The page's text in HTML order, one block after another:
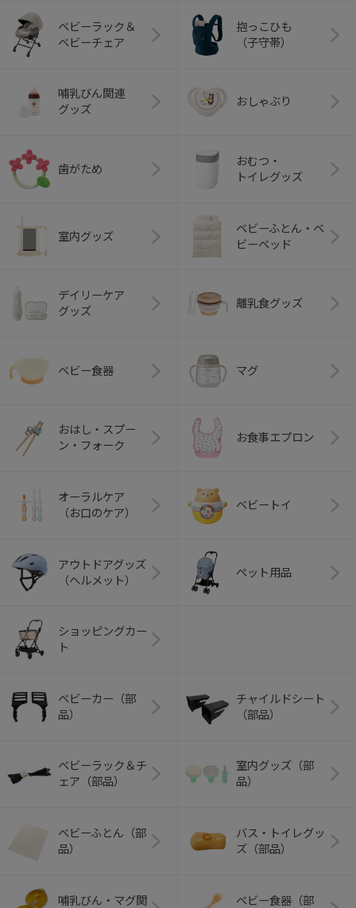
ベビーラック＆
ベビーチェア
抱っこひも
（子守帯）
哺乳びん関連
グッズ
おしゃぶり
歯がため
おむつ・
トイレグッズ
室内グッズ
ベビーふとん・ベ
ビーベッド
デイリーケア
グッズ
離乳食グッズ
ベビー食器 マグ
おはし・スプー
ン・フォーク
お食事エプロン
オーラルケア
（お口のケア）
ベビートイ
アウトドアグッズ
（ヘルメット）
ペット用品
ショッピングカー
ト
ベビーカー（部
品）
チャイルドシート
（部品）
ベビーラック＆チ
ェア（部品）
室内グッズ（部
品）
ベビーふとん（部
品）
バス・トイレグッ
ズ（部品）
哺乳びん・マグ関
ベビー食器（部